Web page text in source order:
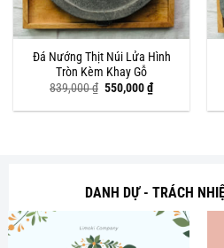
Đá Nướng Thịt Núi Lửa Hình
Tròn Kèm Khay Gỗ
839,000₫ Giá
là:
550,000₫Giá
hiện
tại
DANH DỰ - TRÁCH